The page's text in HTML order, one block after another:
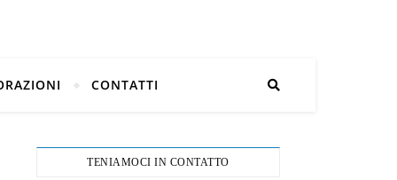
CONTATTI
TENIAMOCI IN CONTATTO